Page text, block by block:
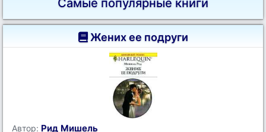
Самые популярные книги
Жених ее подруги
Автор: Рид Мишель